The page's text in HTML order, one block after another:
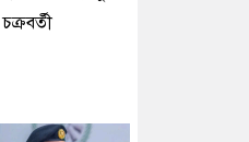
চক্রবর্তী